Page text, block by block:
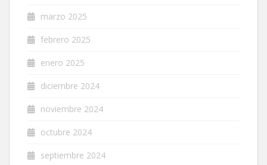
marzo 2025
febrero 2025
enero 2025
diciembre 2024
noviembre 2024
octubre 2024
septiembre 2024